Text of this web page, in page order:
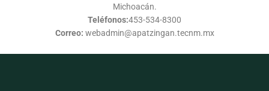
Michoacán.
Teléfonos:453-534-8300
Correo: webadmin@apatzingan.tecnm.mx